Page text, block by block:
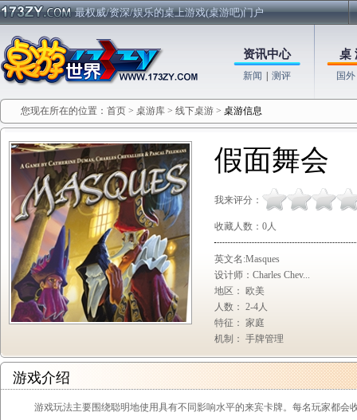
最权威/资深/娱乐的桌上游戏(桌游吧)门户
资讯中心
新闻 测评
桌
国外
您现在所在的位置： 首页 > 桌游库 > 线下桌游 > 桌游信息
假面舞会
我来评分：
收藏人数： 0人
英文名:Masques
设计师：Charles Chev...
地区： 欧美
人数： 2-4人
特征： 家庭
机制： 手牌管理
游戏介绍
游戏玩法主要围绕聪明地使用具有不同影响水平的来宾卡牌。每名玩家都会